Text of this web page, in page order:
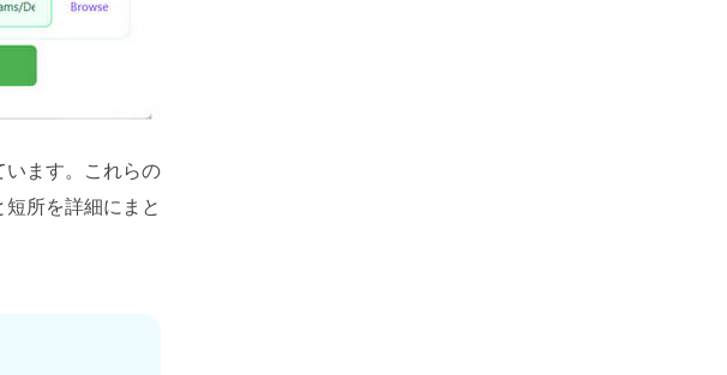
ます。これらの
所を詳細にまと